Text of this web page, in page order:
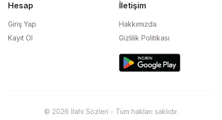
Hesap
Giriş Yap
Kayıt Ol
İletişim
Hakkımızda
Gizlilik Politikası
© 2026 İlahi Sözleri - Tüm hakları saklıdır.